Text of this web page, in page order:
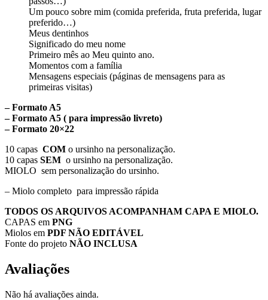
Um pouco sobre mim (comida preferida, fruta preferida, lugar
preferido…)
Meus dentinhos
Significado do meu nome
Primeiro mês ao Meu quinto ano.
Momentos com a família
Mensagens especiais (páginas de mensagens para as
primeiras visitas)
– Formato A5
– Formato A5 ( para impressão livreto)
– Formato 20×22
10 capas COM o ursinho na personalização.
10 capas SEM o ursinho na personalização.
MIOLO sem personalização do ursinho.
– Miolo completo para impressão rápida
TODOS OS ARQUIVOS ACOMPANHAM CAPA E MIOLO.
CAPAS em PNG
Miolos em PDF NÃO EDITÁVEL
Fonte do projeto NÃO INCLUSA
Avaliações
Não há avaliações ainda.